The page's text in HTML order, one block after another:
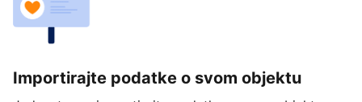
Importirajte podatke o svom objektu